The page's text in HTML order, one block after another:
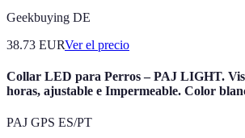
Geekbuying DE
38.73 EURVer el precio
Collar LED para Perros – PAJ LIGHT.
horas, ajustable e Impermeable. Color
PAJ GPS ES/PT